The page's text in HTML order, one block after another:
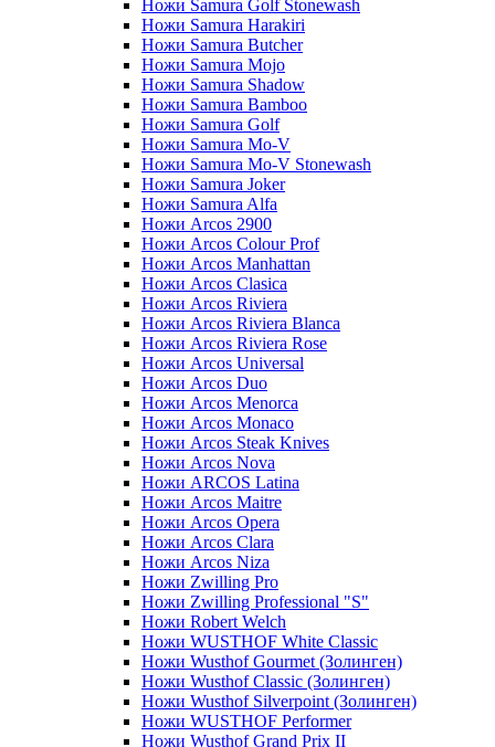
Ножи Samura Golf Stonewash
Ножи Samura Harakiri
Ножи Samura Butcher
Ножи Samura Mojo
Ножи Samura Shadow
Ножи Samura Bamboo
Ножи Samura Golf
Ножи Samura Mo-V
Ножи Samura Mo-V Stonewash
Ножи Samura Joker
Ножи Samura Alfa
Ножи Arcos 2900
Ножи Arcos Colour Prof
Ножи Arcos Manhattan
Ножи Arcos Clasica
Ножи Arcos Riviera
Ножи Arcos Riviera Blanca
Ножи Arcos Riviera Rose
Ножи Arcos Universal
Ножи Arcos Duo
Ножи Arcos Menorca
Ножи Arcos Monaco
Ножи Arcos Steak Knives
Ножи Arcos Nova
Ножи ARCOS Latina
Ножи Arcos Maitre
Ножи Arcos Opera
Ножи Arcos Clara
Ножи Arcos Niza
Ножи Zwilling Pro
Ножи Zwilling Professional "S"
Ножи Robert Welch
Ножи WUSTHOF White Classic
Ножи Wusthof Gourmet (Золинген)
Ножи Wusthof Classic (Золинген)
Ножи Wusthof Silverpoint (Золинген)
Ножи WUSTHOF Performer
Ножи Wusthof Grand Prix II